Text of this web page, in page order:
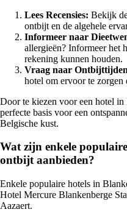
Lees Recensies: Bekijk
ontbijt en de algehele
Informeer naar
allergieën? Informeer het
rekening kunnen houden.
Vraag naar
hotel om ervoor te
Door te kiezen voor een hotel
perfecte basis voor een
Belgische kust.
Wat zijn enkele
ontbijt aanbieden?
Enkele populaire hotels in
Hotel Mercure Blankenberge
Aazaert.